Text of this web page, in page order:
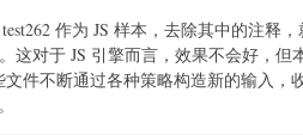
作为 JS 样本，去除其中的注释
这对于 JS 引擎而言，效果不会好，但
件不断通过各种策略构造新的输入，